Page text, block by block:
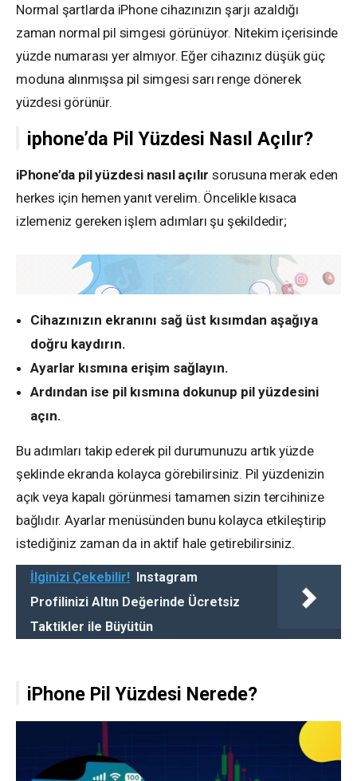
Normal şartlarda iPhone cihazınızın şarjı azaldığı
zaman normal pil simgesi görünüyor. Nitekim içerisinde
yüzde numarası yer almıyor. Eğer cihazınız düşük güç
moduna alınmışsa pil simgesi sarı renge dönerek
yüzdesi görünür.
iphone’da Pil Yüzdesi Nasıl Açılır?
iPhone’da pil yüzdesi nasıl açılır sorusuna merak eden
herkes için hemen yanıt verelim. Öncelikle kısaca
izlemeniz gereken işlem adımları şu şekildedir;
Cihazınızın ekranını sağ üst kısımdan aşağıya
doğru kaydırın.
Ayarlar kısmına erişim sağlayın.
Ardından ise pil kısmına dokunup pil yüzdesini
açın.
Bu adımları takip ederek pil durumunuzu artık yüzde
şeklinde ekranda kolayca görebilirsiniz. Pil yüzdenizin
açık veya kapalı görünmesi tamamen sizin tercihinize
bağlıdır. Ayarlar menüsünden bunu kolayca etkileştirip
istediğiniz zaman da in aktif hale getirebilirsiniz.
İlginizi Çekebilir!
Instagram
Profilinizi Altın Değerinde Ücretsiz
Taktikler ile Büyütün
iPhone Pil Yüzdesi Nerede?